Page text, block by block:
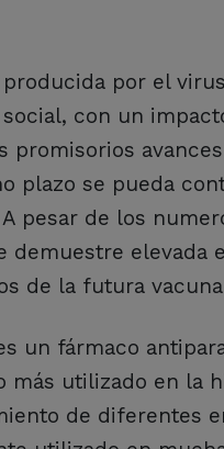
por el
con un
promisorios
plazo se pueda
pesar de los
demuestre elevada
de la futura
un fármaco
más utilizado en la
de diferentes